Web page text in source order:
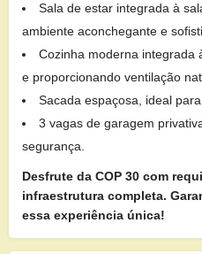
Sala de estar integrada à
ambiente aconchegante e
Cozinha moderna integrada
e proporcionando ventilação
Sacada espaçosa, ideal
3 vagas de garagem
segurança.
Desfrute da COP 30 com
infraestrutura completa.
essa experiência única!